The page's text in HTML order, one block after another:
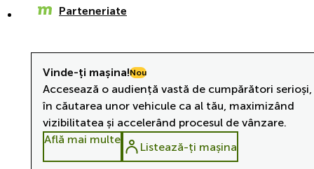
Parteneriate
Vinde-ți mașina!Nou
Accesează o audiență vastă de cumpărători
în căutarea unor vehicule ca al tău, maximizând
vizibilitatea și accelerând procesul de vânzare.
Află mai multe
Listează-ți mașina